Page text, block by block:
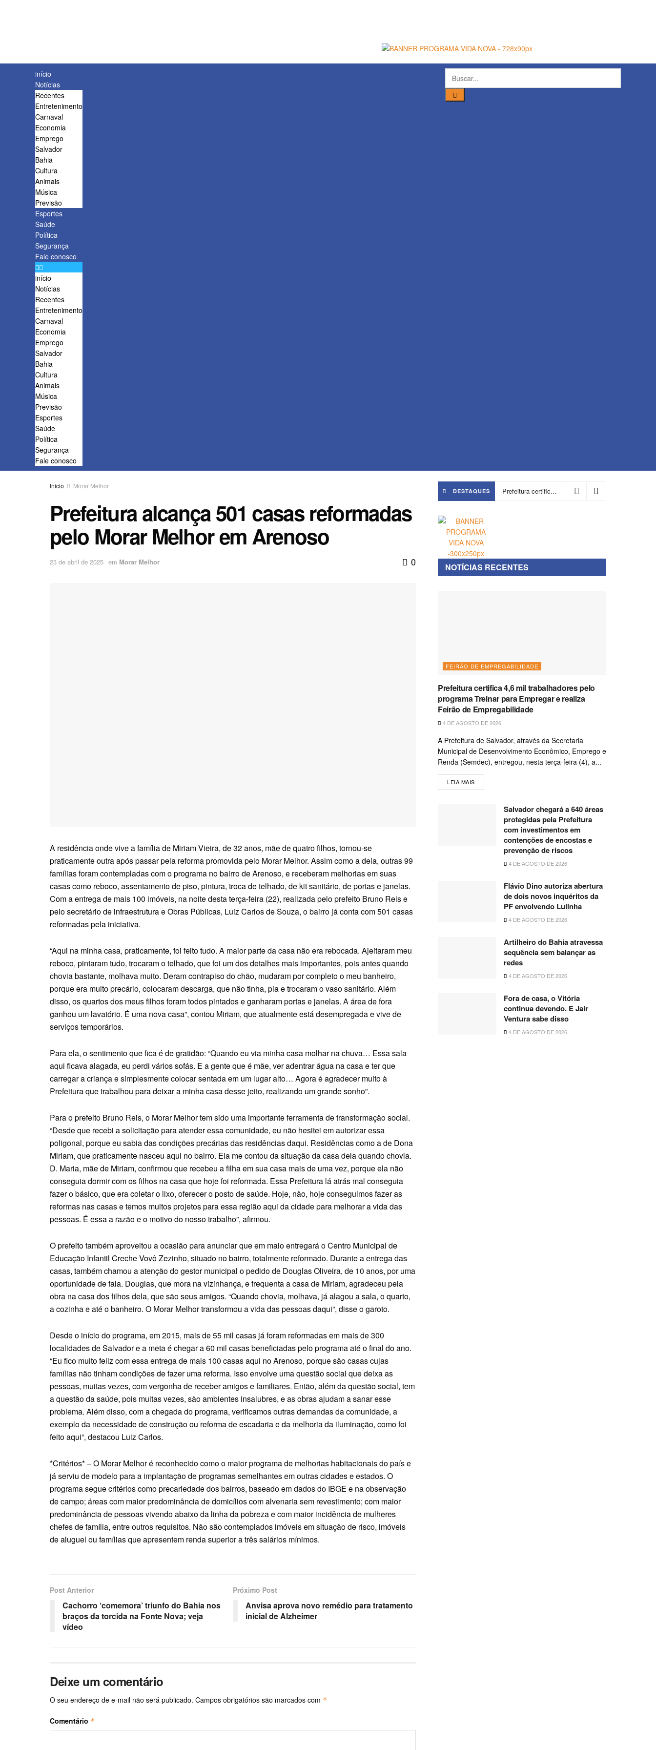
início
Notícias
Recentes
Entretenimento
Carnaval
Economia
Emprego
Salvador
Bahia
Cultura
Animais
Música
Previsão
Esportes
Saúde
Política
Segurança
Fale conosco
início
Notícias
Recentes
Entretenimento
Carnaval
Economia
Emprego
Salvador
Bahia
Cultura
Animais
Música
Previsão
Esportes
Saúde
Política
Segurança
Fale conosco
Início Morar Melhor
Prefeitura alcança 501 casas reformadas
pelo Morar Melhor em Arenoso
23 de abril de 2025 em Morar Melhor 0
A residência onde vive a família de Miriam Vieira, de 32 anos, mãe de quatro filhos, tornou-se
praticamente outra após passar pela reforma promovida pelo Morar Melhor. Assim como a dela, outras 99
famílias foram contempladas com o programa no bairro de Arenoso, e receberam melhorias em suas
casas como reboco, assentamento de piso, pintura, troca de telhado, de kit sanitário, de portas e janelas.
Com a entrega de mais 100 imóveis, na noite desta terça-feira (22), realizada pelo prefeito Bruno Reis e
pelo secretário de infraestrutura e Obras Públicas, Luiz Carlos de Souza, o bairro já conta com 501 casas
reformadas pela iniciativa.
“Aqui na minha casa, praticamente, foi feito tudo. A maior parte da casa não era rebocada. Ajeitaram meu
reboco, pintaram tudo, trocaram o telhado, que foi um dos detalhes mais importantes, pois antes quando
chovia bastante, molhava muito. Deram contrapiso do chão, mudaram por completo o meu banheiro,
porque era muito precário, colocaram descarga, que não tinha, pia e trocaram o vaso sanitário. Além
disso, os quartos dos meus filhos foram todos pintados e ganharam portas e janelas. A área de fora
ganhou um lavatório. É uma nova casa”, contou Miriam, que atualmente está desempregada e vive de
serviços temporários.
Para ela, o sentimento que fica é de gratidão: “Quando eu via minha casa molhar na chuva… Essa sala
aqui ficava alagada, eu perdi vários sofás. E a gente que é mãe, ver adentrar água na casa e ter que
carregar a criança e simplesmente colocar sentada em um lugar alto… Agora é agradecer muito à
Prefeitura que trabalhou para deixar a minha casa desse jeito, realizando um grande sonho”.
Para o prefeito Bruno Reis, o Morar Melhor tem sido uma importante ferramenta de transformação social.
“Desde que recebi a solicitação para atender essa comunidade, eu não hesitei em autorizar essa
poligonal, porque eu sabia das condições precárias das residências daqui. Residências como a de Dona
Miriam, que praticamente nasceu aqui no bairro. Ela me contou da situação da casa dela quando chovia.
D. Maria, mãe de Miriam, confirmou que recebeu a filha em sua casa mais de uma vez, porque ela não
conseguia dormir com os filhos na casa que hoje foi reformada. Essa Prefeitura lá atrás mal conseguia
fazer o básico, que era coletar o lixo, oferecer o posto de saúde. Hoje, não, hoje conseguimos fazer as
reformas nas casas e temos muitos projetos para essa região aqui da cidade para melhorar a vida das
pessoas. É essa a razão e o motivo do nosso trabalho”, afirmou.
O prefeito também aproveitou a ocasião para anunciar que em maio entregará o Centro Municipal de
Educação Infantil Creche Vovô Zezinho, situado no bairro, totalmente reformado. Durante a entrega das
casas, também chamou a atenção do gestor municipal o pedido de Douglas Oliveira, de 10 anos, por uma
oportunidade de fala. Douglas, que mora na vizinhança, e frequenta a casa de Miriam, agradeceu pela
obra na casa dos filhos dela, que são seus amigos. “Quando chovia, molhava, já alagou a sala, o quarto,
a cozinha e até o banheiro. O Morar Melhor transformou a vida das pessoas daqui”, disse o garoto.
Desde o início do programa, em 2015, mais de 55 mil casas já foram reformadas em mais de 300
localidades de Salvador e a meta é chegar a 60 mil casas beneficiadas pelo programa até o final do ano.
“Eu fico muito feliz com essa entrega de mais 100 casas aqui no Arenoso, porque são casas cujas
famílias não tinham condições de fazer uma reforma. Isso envolve uma questão social que deixa as
pessoas, muitas vezes, com vergonha de receber amigos e familiares. Então, além da questão social, tem
a questão da saúde, pois muitas vezes, são ambientes insalubres, e as obras ajudam a sanar esse
problema. Além disso, com a chegada do programa, verificamos outras demandas da comunidade, a
exemplo da necessidade de construção ou reforma de escadaria e da melhoria da iluminação, como foi
feito aqui”, destacou Luiz Carlos.
*Critérios* – O Morar Melhor é reconhecido como o maior programa de melhorias habitacionais do país e
já serviu de modelo para a implantação de programas semelhantes em outras cidades e estados. O
programa segue critérios como precariedade dos bairros, baseado em dados do IBGE e na observação
de campo; áreas com maior predominância de domicílios com alvenaria sem revestimento; com maior
predominância de pessoas vivendo abaixo da linha da pobreza e com maior incidência de mulheres
chefes de família, entre outros requisitos. Não são contemplados imóveis em situação de risco, imóveis
de aluguel ou famílias que apresentem renda superior a três salários mínimos.
Post Anterior
Cachorro ‘comemora’ triunfo do Bahia nos
braços da torcida na Fonte Nova; veja
vídeo
Próximo Post
Anvisa aprova novo remédio para tratamento
inicial de Alzheimer
Deixe um comentário
O seu endereço de e-mail não será publicado. Campos obrigatórios são marcados com *
Comentário *
DESTAQUES Prefeitura certifica 4,6 mil trabalhadores pelo programa Treinar para Empregar e realiza Feirão de Empregabilidade
NOTÍCIAS RECENTES
FEIRÃO DE EMPREGABILIDADE
Prefeitura certifica 4,6 mil trabalhadores pelo
programa Treinar para Empregar e realiza
Feirão de Empregabilidade
4 DE AGOSTO DE 2026
A Prefeitura de Salvador, através da Secretaria
Municipal de Desenvolvimento Econômico, Emprego e
Renda (Semdec), entregou, nesta terça-feira (4), a...
LEIA MAIS
Salvador chegará a 640 áreas
protegidas pela Prefeitura
com investimentos em
contenções de encostas e
prevenção de riscos
4 DE AGOSTO DE 2026
Flávio Dino autoriza abertura
de dois novos inquéritos da
PF envolvendo Lulinha
4 DE AGOSTO DE 2026
Artilheiro do Bahia atravessa
sequência sem balançar as
redes
4 DE AGOSTO DE 2026
Fora de casa, o Vitória
continua devendo. E Jair
Ventura sabe disso
4 DE AGOSTO DE 2026